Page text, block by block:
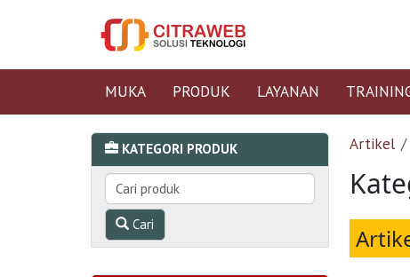
MUKA PRODUK LAYANAN
KATEGORI PRODUK
Cari
Artikel